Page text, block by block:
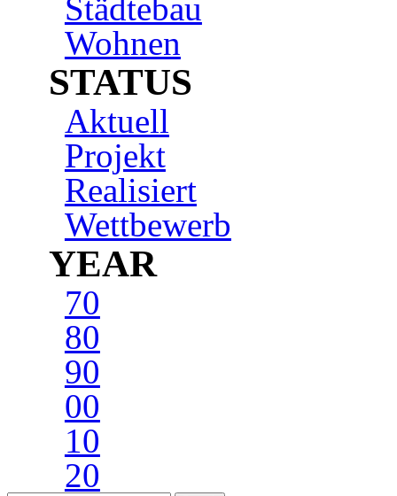
Städtebau
Wohnen
STATUS
Aktuell
Projekt
Realisiert
Wettbewerb
YEAR
70
80
90
00
10
20